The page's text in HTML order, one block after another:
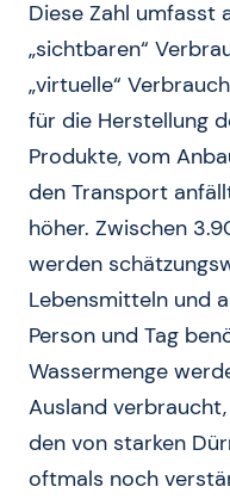
Diese Zahl umfasst
„sichtbaren“
„virtuelle“
für die Herstellung
Produkte, vom
den Transport
höher. Zwischen
werden
Lebensmitteln und
Person und Tag
Wassermenge
Ausland
den von starken
oftmals noch